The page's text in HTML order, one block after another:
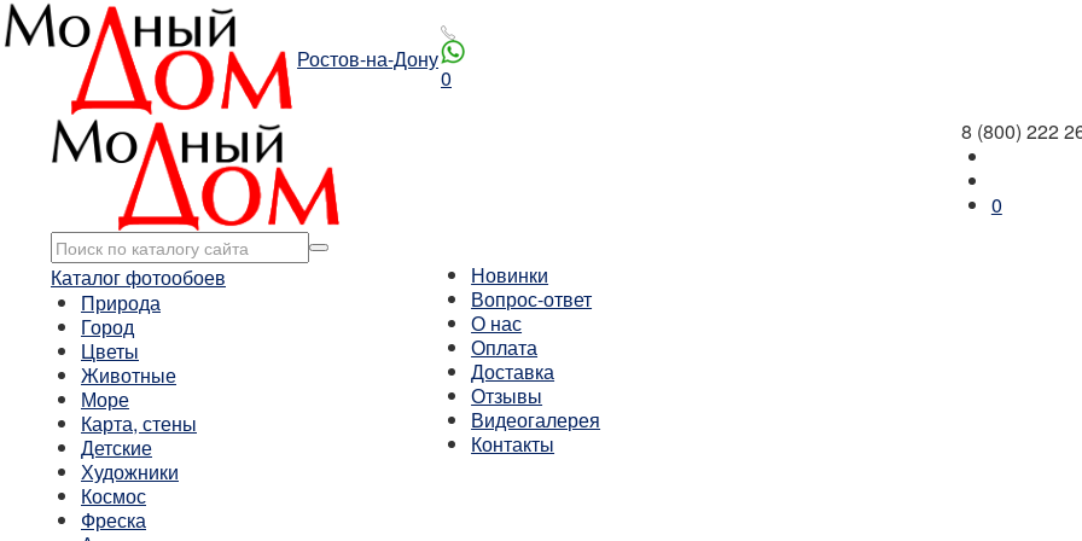
Ростов-на-Дону
0
8 (800) 222
0
Каталог фотообоев
Природа
Город
Цветы
Животные
Море
Карта, стены
Детские
Художники
Космос
Фреска
Новинки
Вопрос-ответ
О нас
Оплата
Доставка
Отзывы
Видеогалерея
Контакты